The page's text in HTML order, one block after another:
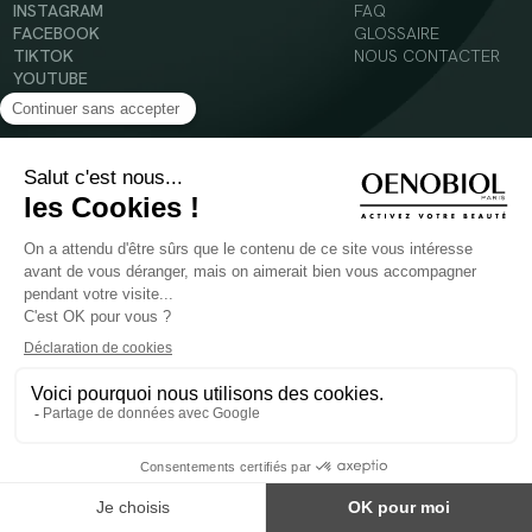
INSTAGRAM
FACEBOOK
TIKTOK
YOUTUBE
FAQ
GLOSSAIRE
NOUS CONTACTER
Mentions légales
Conditions Générales d’Utilisation
Politique en matière de cookies
POUR VOTRE SANTÉ, MANGEZ AU MOINS CINQ FRUITS ET LÉGUMES PAR JOUR -
WWW.MANGERBOUGER.FR
Les complément alimentaires doivent être utilisés dans le cadre d'un mode de vie sain et
ne pas être utilisés comme substituts d'un régimes alimentaire varié et équilibré.
Réservé à l'adulte. Consulter attentivement l'étiquetage des produits avant l'utilisation.